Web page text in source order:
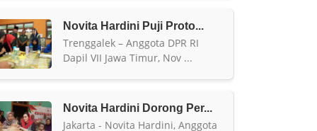
Novita Hardini Puji Proto...
Trenggalek – Anggota DPR RI
Dapil VII Jawa Timur, Nov ...
Novita Hardini Dorong Per...
Jakarta - Novita Hardini, Anggota